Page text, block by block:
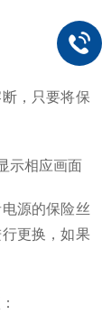
，只要将保
示相应画面
源的保险丝
更换，如果